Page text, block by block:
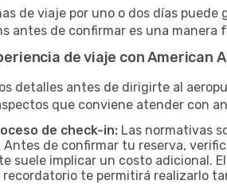
de viaje por uno o dos días
antes de confirmar es una manera
de viaje con American
detalles antes de dirigirte al
que conviene atender con
de check-in: Las normativas
Antes de confirmar tu reserva,
suele implicar un costo adicional.
te permitirá realizarlo